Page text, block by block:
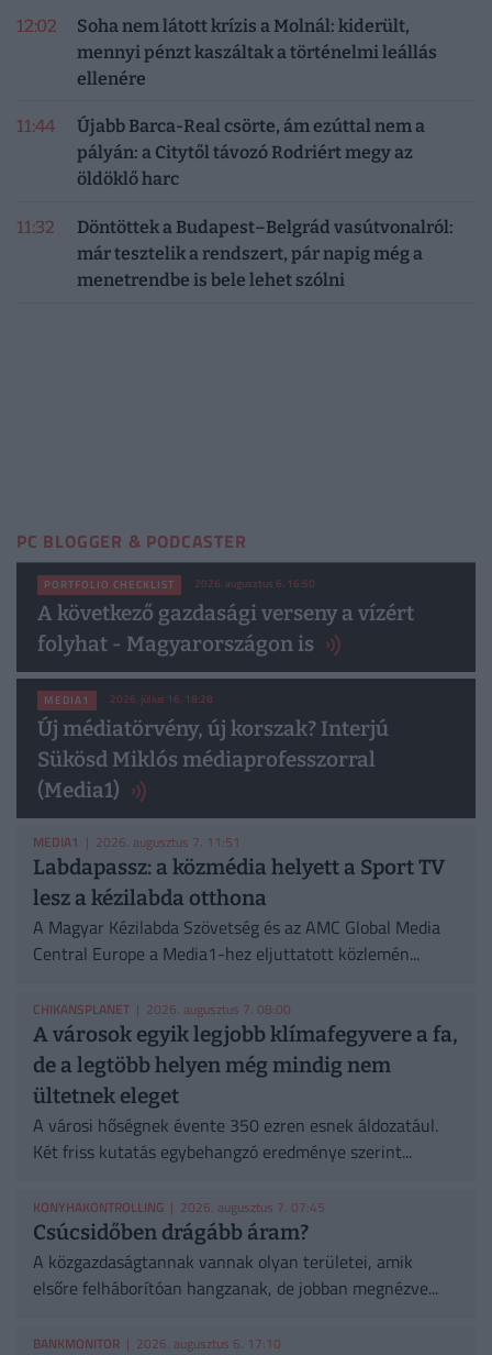
12:02
Soha nem látott krízis a Molnál: kiderült,
mennyi pénzt kaszáltak a történelmi leállás
ellenére
11:44
Újabb Barca-Real csörte, ám ezúttal nem a
pályán: a Citytől távozó Rodriért megy az
öldöklő harc
11:32
Döntöttek a Budapest–Belgrád vasútvonalról:
már tesztelik a rendszert, pár napig még a
menetrendbe is bele lehet szólni
PC BLOGGER & PODCASTER
PORTFOLIO CHECKLIST 2026. augusztus 6. 16:50
A következő gazdasági verseny a vízért
folyhat - Magyarországon is
MEDIA1 2026. július 16. 18:28
Új médiatörvény, új korszak? Interjú
Sükösd Miklós médiaprofesszorral
(Media1)
MEDIA1 | 2026. augusztus 7. 11:51
Labdapassz: a közmédia helyett a Sport TV
lesz a kézilabda otthona
A Magyar Kézilabda Szövetség és az AMC Global Media
Central Europe a Media1-hez eljuttatott közlemén...
CHIKANSPLANET | 2026. augusztus 7. 08:00
A városok egyik legjobb klímafegyvere a fa,
de a legtöbb helyen még mindig nem
ültetnek eleget
A városi hőségnek évente 350 ezren esnek áldozatául.
Két friss kutatás egybehangzó eredménye szerint...
KONYHAKONTROLLING | 2026. augusztus 7. 07:45
Csúcsidőben drágább áram?
A közgazdaságtannak vannak olyan területei, amik
elsőre felháborítóan hangzanak, de jobban megnézve...
BANKMONITOR | 2026. augusztus 6. 17:10